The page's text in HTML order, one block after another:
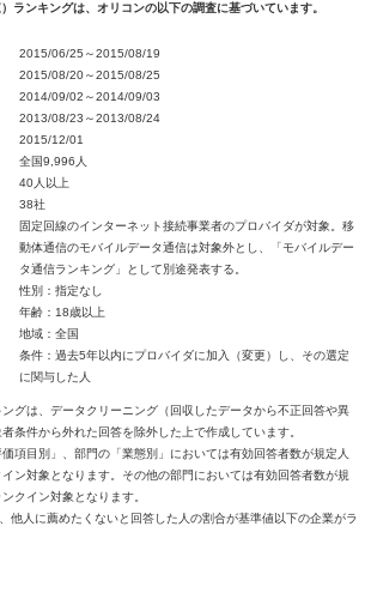
ランキングは、オリコンの以下の調査に基づいています。
2015/06/25～2015/08/19
2015/08/20～2015/08/25
2014/09/02～2014/09/03
2013/08/23～2013/08/24
2015/12/01
全国9,996人
40人以上
38社
固定回線のインターネット接続事業者のプロバイダが対象。移
動体通信のモバイルデータ通信は対象外とし、「モバイルデー
タ通信ランキング」として別途発表する。
性別：指定なし
年齢：18歳以上
地域：全国
条件：過去5年以内にプロバイダに加入（変更）し、その選定
に関与した人
グは、データクリーニング（回収したデータから不正回答や異
条件から外れた回答を除外した上で作成しています。
項目別」、部門の「業態別」においては有効回答者数が規定人
ン対象となります。その他の部門においては有効回答者数が規
クイン対象となります。
他人に薦めたくないと回答した人の割合が基準値以下の企業がラ